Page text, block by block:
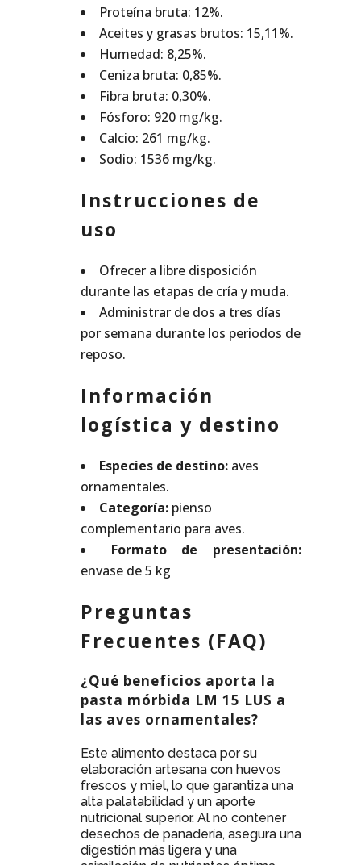
Proteína bruta: 12%.
Aceites y grasas brutos: 15,11%.
Humedad: 8,25%.
Ceniza bruta: 0,85%.
Fibra bruta: 0,30%.
Fósforo: 920 mg/kg.
Calcio: 261 mg/kg.
Sodio: 1536 mg/kg.
Instrucciones de
uso
Ofrecer a libre disposición
durante las etapas de cría y muda.
Administrar de dos a tres días
por semana durante los periodos de
reposo.
Información
logística y destino
Especies de destino: aves
ornamentales.
Categoría: pienso
complementario para aves.
Formato de presentación:
envase de 5 kg
Preguntas
Frecuentes (FAQ)
¿Qué beneficios aporta la
pasta mórbida LM 15 LUS a
las aves ornamentales?
Este alimento destaca por su
elaboración artesana con huevos
frescos y miel, lo que garantiza una
alta palatabilidad y un aporte
nutricional superior. Al no contener
desechos de panadería, asegura una
digestión más ligera y una